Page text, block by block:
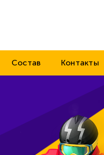
Состав Контакты